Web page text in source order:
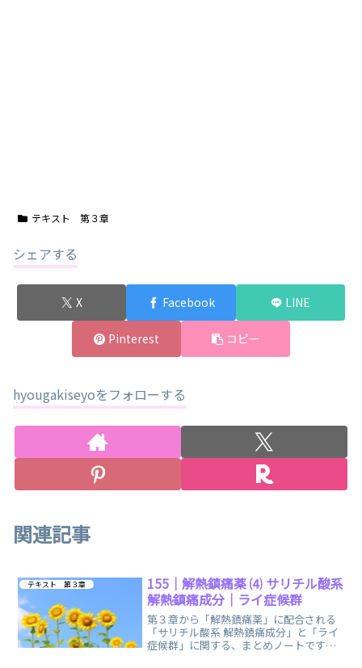
テキスト 第３章
シェアする
X Facebook LINE
Pinterest コピー
hyougakiseyoをフォローする
関連記事
テキスト 第３章
155｜解熱鎮痛薬 ⑷ サリチル酸系
解熱鎮痛成分｜ライ症候群
第３章から「解熱鎮痛薬」に配合される
「サリチル酸系 解熱鎮痛成分」と「ライ
症候群」に関する、まとめノートです。